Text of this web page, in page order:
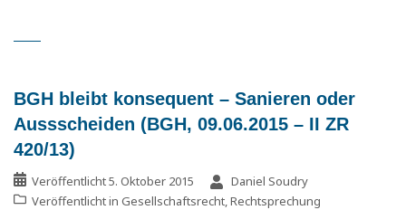
BGH bleibt konsequent – Sanieren oder
Aussscheiden (BGH, 09.06.2015 – II ZR
420/13)
Veröffentlicht5. Oktober 2015
Daniel Soudry
Veröffentlicht in Gesellschaftsrecht,Rechtsprechung